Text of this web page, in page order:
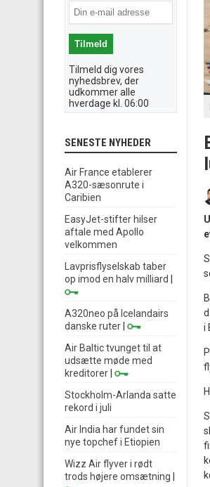
i
Tilmeld dig vores
nyhedsbrev, der
udkommer alle
hverdage kl. 06:00
SENESTE NYHEDER
Air France etablerer
A320-sæsonrute i
Caribien
EasyJet-stifter hilser
aftale med Apollo
velkommen
Lavprisflyselskab taber
op imod en halv milliard
A320neo på Icelandairs
danske ruter
Air Baltic tvunget til at
udsætte møde med
kreditorer
Stockholm-Arlanda satte
rekord i juli
Air India har fundet sin
nye topchef i Etiopien
Wizz Air flyver i rødt
trods højere omsætning